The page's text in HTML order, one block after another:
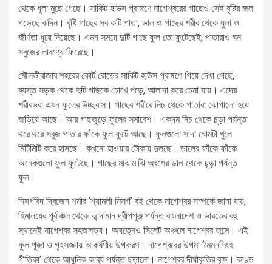
থেকে ধুলা মুছে গেছে। সার্কিট হাউস প্রাঙ্গণে নাগেশ্বরের গাছেও সেই বৃষ্টির জল
পড়েছে কদিন। বৃষ্টি গাছের সব কটি পাতা, ডাল ও গাছের শরীর থেকে ধুলা ও
জীর্ণতা ধুয়ে নিয়েছে। এমন সময়ে দুটি গাছে ফুল তো ফুটেছেই, পাতারাও ঘন
সবুজের লাবণ্যে ফিরেছে।
মৌলভীবাজার শহরের কোর্ট রোডের সার্কিট হাউস প্রাঙ্গণে গিয়ে দেখা গেছে,
ব্যস্ত সড়ক থেকে দুটি গাছকে চোখে পড়ে, আলাদা করে চেনা যায়। এদের
শরীরভরা এখন ফুলের উচ্ছ্বাস। গাছের শরীরে নিচ থেকে পাতারা ঝোপালো হয়ে
জড়িয়ে আছে। আর গাছজুড়ে ফুলের সমাবেশ। একদম নিচ থেকে চূড়া পর্যন্ত
থরে থরে সবুজ পাতার ফাঁকে ফুল ফুটে আছে। ফুলগুলো সাদা ঘোমটা খুলে
মিটিমিটি করে হাসছে। কখনো হাওয়ার টোকায় দুলছে। ডালের ফাঁকে ফাঁকে
অনেকগুলো ফুল ফুটেছে। গাছের মাঝামাঝি অংশের ডাল থেকে চূড়া পর্যন্ত
ফুল।
নিসর্গবিদ দ্বিজেন শর্মার ‘শ্যামলী নিসর্গ’ বই থেকে নাগেশ্বর সম্পর্কে জানা যায়,
হিমালয়ের পূর্বাঞ্চল থেকে আন্দামান দ্বীপপুঞ্জ পর্যন্ত বাংলাদেশ ও ভারতের বহু
স্থানেই নাগেশ্বর সহজলভ্য। অযত্নেও সিলেট অঞ্চলে নাগেশ্বর জন্মে। এই
ফুল পূজা ও গৃহসজ্জায় আকর্ষণীয় উপকরণ। নাগেশ্বরের উপমা ‘মৈমনসিংহ
গীতিকা’ থেকে আধুনিক কাব্য পর্যন্ত ছড়ানো। নাগেশ্বর দীর্ঘাকৃতির বৃক্ষ। কাণ্ড